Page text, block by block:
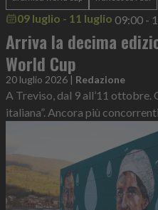
09 luglio - 11 luglio 09:00 -
Arriva la decima
World Cup
20 luglio 2026 | Redazione
A Treviso, dal 9 all’11 ottobre.
italiana”. Ancora più